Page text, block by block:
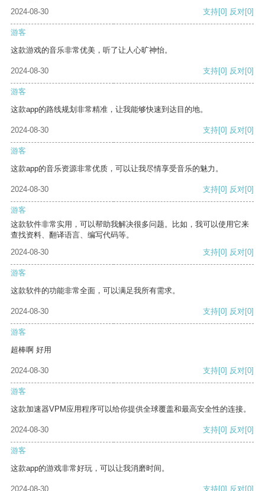
2024-08-30
支持[0] 反对[0]
游客
这款游戏的音乐非常优美，听了让人心旷神怡。
2024-08-30 支持[0] 反对[0]
游客
这款app的路线规划非常精准，让我能够快速到达目的地。
2024-08-30 支持[0] 反对[0]
游客
这款app的音乐资源非常优质，可以让我尽情享受音乐的魅力。
2024-08-30 支持[0] 反对[0]
游客
这款软件非常实用，可以帮助我解决很多问题。比如，我可以使用它来
查找资料、翻译语言、编写代码等。
2024-08-30
支持[0] 反对[0]
游客
这款软件的功能非常全面，可以满足我所有需求。
2024-08-30 支持[0] 反对[0]
游客
超棒啊 好用
2024-08-30 支持[0] 反对[0]
游客
这款加速器VPM应用程序可以给你提供全球覆盖和最高安全性的连接。
2024-08-30 支持[0] 反对[0]
游客
这款app的游戏非常好玩，可以让我消磨时间。
2024-08-30 支持[0] 反对[0]